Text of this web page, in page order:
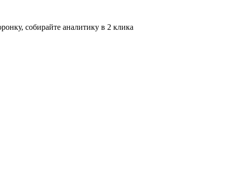
собирайте аналитику в 2 клика